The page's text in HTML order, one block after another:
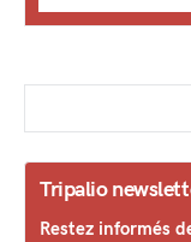
Tripalio
Restez informés